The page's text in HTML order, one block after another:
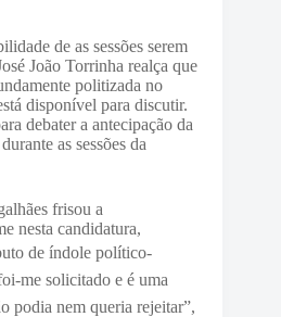
de as sessões serem
João Torrinha realça que
politizada no
disponível para discutir.
debater a antecipação da
as sessões da
frisou a
nesta candidatura,
de índole político-
me solicitado e é uma
podia nem queria rejeitar”,